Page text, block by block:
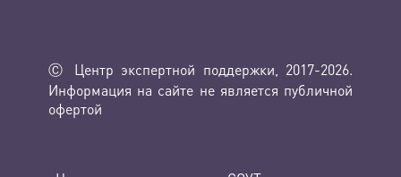
Ⓒ Центр экспертной поддержки, 2017-2026.
Информация на сайте не является публичной
офертой